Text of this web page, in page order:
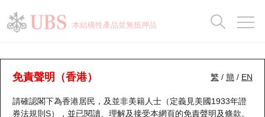
本結構性產品並無抵押品
繁 / 簡 / EN
免責聲明（香港）
請確認閣下為香港居民，及並非美籍人士（定義見美國1933年證
券法規則S），並已閱讀、理解及接受本網頁的免責聲明及條款。
認股證分析儀
表現 街貨統計 比較
瑞銀認股證一覽
新發行瑞銀認股證
街貨統計
比較
牛熊全景快搜
牛熊證搜尋
街貨統計
比較
十大升幅/跌幅
十大認股證成交分佈
正股分析儀
二十大活躍股份
持股比重
顯示所有持股比重
每月輪證大市專題
輪證專欄